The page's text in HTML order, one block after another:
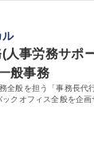
す。 募集職種 【営業事務】
残業時間10H/完全
ジを厭わず、粘
関係を構築でき、
に他部署（営業
す。 学歴・資格 学歴：大学
物取引士
ル
人事労務サポ
般事務
全般を担う「事務長代
クオフィス全般を企画
ます。